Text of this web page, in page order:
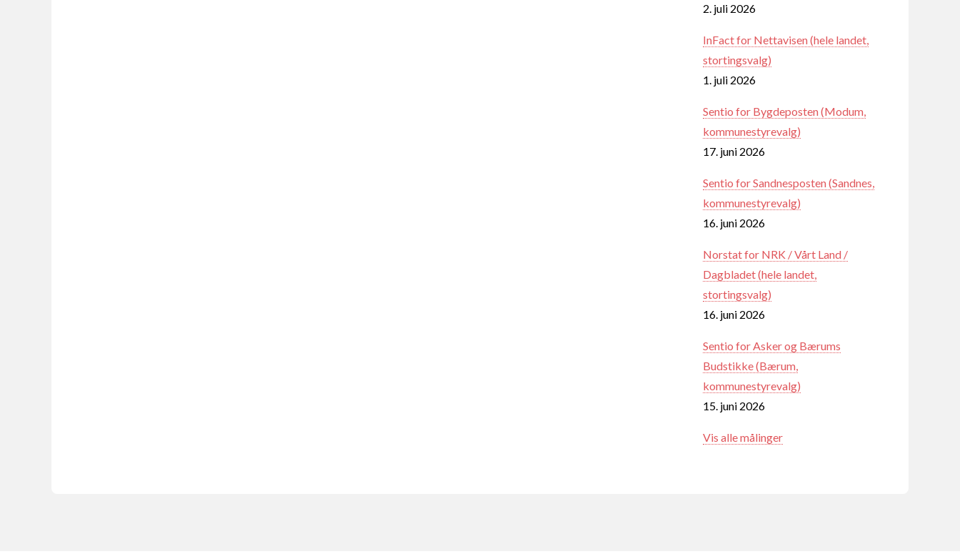
2. juli 2026
InFact for Nettavisen (hele landet,
stortingsvalg)
1. juli 2026
Sentio for Bygdeposten (Modum,
kommunestyrevalg)
17. juni 2026
Sentio for Sandnesposten (Sandnes,
kommunestyrevalg)
16. juni 2026
Norstat for NRK / Vårt Land /
Dagbladet (hele landet,
stortingsvalg)
16. juni 2026
Sentio for Asker og Bærums
Budstikke (Bærum,
kommunestyrevalg)
15. juni 2026
Vis alle målinger